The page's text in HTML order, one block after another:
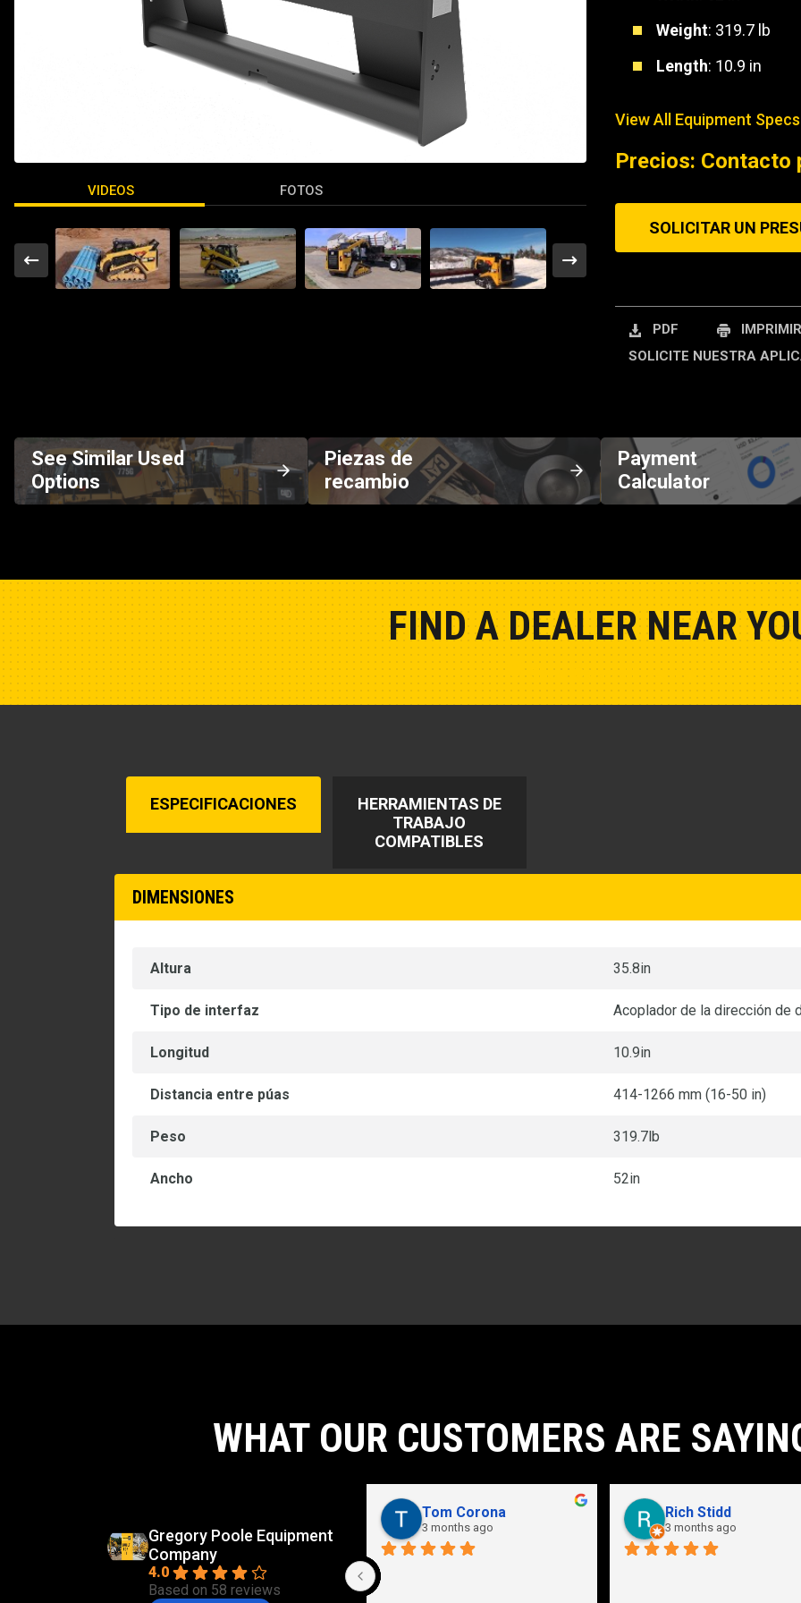
REQUEST A
VIDEOS FOTOS
Weight: 319.7 lb
Length: 10.9 in
View All Equipment Specs
Precios: Contacto
SOLICITAR UN
PDF IMPRIMIR
SOLICITE NUESTRA
See Similar Used
Options
Piezas de
recambio
Payment
Calculator
FIND A DEALER NEAR
ESPECIFICACIONES
HERRAMIENTAS DE
TRABAJO
COMPATIBLES
DIMENSIONES
Altura 35.8in
Tipo de interfaz Acoplador de la dirección de
Longitud 10.9in
Distancia entre púas 414-1266 mm (16-50 in)
Peso 319.7lb
Ancho 52in
WHAT OUR CUSTOMERS ARE
Gregory Poole Equipment
Company
4.0
Based on 58 reviews
Tom Corona
3 months ago
Rich Stidd
3 months ago